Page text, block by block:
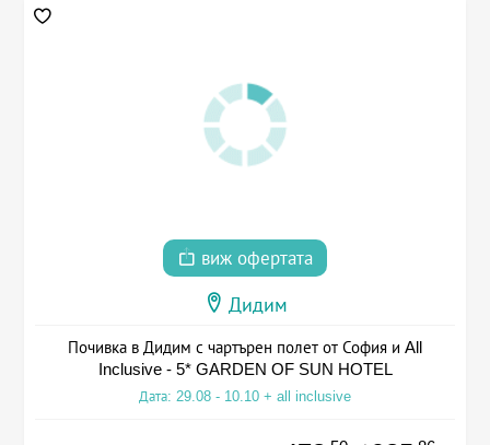
виж офертата
Дидим
Почивка в Дидим с чартърен полет от София и All
Inclusive - 5* GARDEN OF SUN HOTEL
Дата: 29.08 - 10.10 + all inclusive